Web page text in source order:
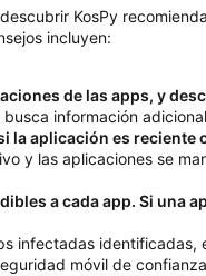
KosPy
incluyen:
de las apps, y
información
la aplicación es
y las aplicaciones se
a cada app. Si una
infectadas
móvil de